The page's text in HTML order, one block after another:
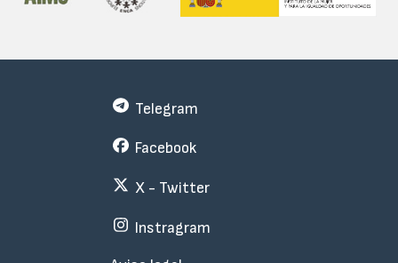
Telegram
Facebook
X - Twitter
Instragram